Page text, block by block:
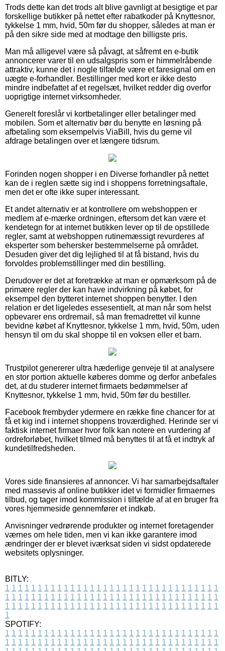
Trods dette kan det trods alt blive gavnligt at besigtige et par
forskellige butikker på nettet efter rabatkoder på Knyttesnor,
tykkelse 1 mm, hvid, 50m før du shopper, således at man er
på den sikre side med at modtage den billigste pris.
Man må alligevel være så påvagt, at såfremt en e-butik
annoncerer varer til en udsalgspris som er himmelråbende
attraktiv, kunne det i nogle tilfælde være et faresignal om en
uægte e-forhandler. Bestillinger med kort er ikke desto
mindre indbefattet af et regelsæt, hvilket redder dig overfor
uoprigtige internet virksomheder.
Generelt foreslår vi kortbetalinger eller betalinger med
mobilen. Som et alternativ bør du benytte en løsning på
afbetaling som eksempelvis ViaBill, hvis du gerne vil
afdrage betalingen over et længere tidsrum.
Forinden nogen shopper i en Diverse forhandler på nettet
kan de i reglen sætte sig ind i shoppens forretningsaftale,
men det er ofte ikke super interessant.
Et andet alternativ er at kontrollere om webshoppen er
medlem af e-mærke ordningen, eftersom det kan være et
kendetegn for at internet butikken lever op til de opstillede
regler, samt at webshoppen rutinemæssigt revurderes af
eksperter som behersker bestemmelserne på området.
Desuden giver det dig lejlighed til at få bistand, hvis du
forvoldes problemstillinger med din bestilling.
Derudover er det at foretrække at man er opmærksom på de
primære regler der kan have indvirkning på købet, for
eksempel den bytteret internet shoppen benytter. I den
relation er det ligeledes essesentielt, at man når som helst
opbevarer ens ordremail, så man fremadrettet vil kunne
bevidne købet af Knyttesnor, tykkelse 1 mm, hvid, 50m, uden
hensyn til om du skal shoppe til en voksen eller et barn.
Trustpilot genererer ultra hæderlige genveje til at analysere
en stor portion aktuelle køberes domme og derfor anbefales
det, at du studerer internet firmaets bedømmelser af
Knyttesnor, tykkelse 1 mm, hvid, 50m før du bestiller.
Facebook frembyder ydermere en række fine chancer for at
få et kig ind i internet shoppens troværdighed. Herinde ser vi
faktisk internet firmaer hvor folk kan notere en vurdering af
ordreforløbet, hvilket tilmed må benyttes til at få et indtryk af
kundetilfredsheden.
Vores side finansieres af annoncer. Vi har samarbejdsaftaler
med massevis af online butikker idet vi formidler firmaernes
tilbud, og tager imod kommission i tilfælde af at en bruger fra
vores hjemmeside gennemfører et indkøb.
Anvisninger vedrørende produkter og internet foretagender
værnes om hele tiden, men vi kan ikke garantere imod
ændringer der er blevet iværksat siden vi sidst opdaterede
websitets oplysninger.
BITLY:
1 1 1 1 1 1 1 1 1 1 1 1 1 1 1 1 1 1 1 1 1 1 1 1 1 1 1 1 1 1 1 1 1
1 1 1 1 1 1 1 1 1 1 1 1 1 1 1 1 1 1 1 1 1 1 1 1 1 1 1 1 1 1 1 1 1
1 1 1 1 1 1 1 1 1 1 1 1 1 1 1 1 1 1 1 1 1 1 1 1 1 1 1 1 1 1 1 1 1
1
SPOTIFY:
1 1 1 1 1 1 1 1 1 1 1 1 1 1 1 1 1 1 1 1 1 1 1 1 1 1 1 1 1 1 1 1 1
1 1 1 1 1 1 1 1 1 1 1 1 1 1 1 1 1 1 1 1 1 1 1 1 1 1 1 1 1 1 1 1 1